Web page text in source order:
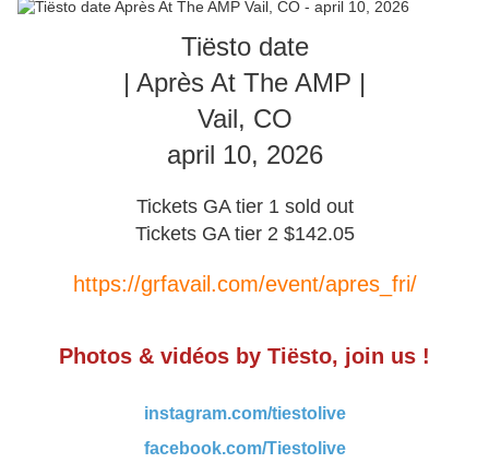
Tiësto date
| Après At The AMP |
Vail, CO
april 10, 2026
Tickets GA tier 1 sold out
Tickets GA tier 2 $142.05
https://grfavail.com/event/apres_fri/
Photos & vidéos by Tiësto, join us !
instagram.com/tiestolive
facebook.com/Tiestolive